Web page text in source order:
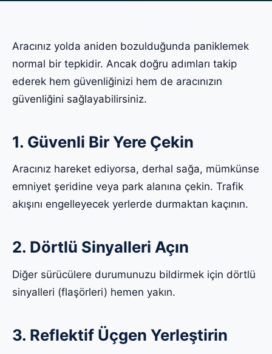
Aracınız yolda aniden bozulduğunda paniklemek
normal bir tepkidir. Ancak doğru adımları takip
ederek hem güvenliğinizi hem de aracınızın
güvenliğini sağlayabilirsiniz.
1. Güvenli Bir Yere Çekin
Aracınız hareket ediyorsa, derhal sağa, mümkünse
emniyet şeridine veya park alanına çekin. Trafik
akışını engelleyecek yerlerde durmaktan kaçının.
2. Dörtlü Sinyalleri Açın
Diğer sürücülere durumunuzu bildirmek için dörtlü
sinyalleri (flaşörleri) hemen yakın.
3. Reflektif Üçgen Yerleştirin